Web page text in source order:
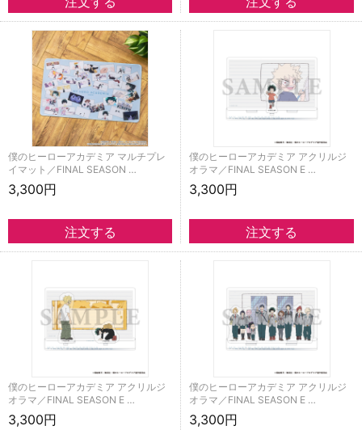
僕のヒーローアカデミア マルチプレ
イマット／FINAL SEASON …
3,300円
僕のヒーローアカデミア アクリルジ
オラマ／FINAL SEASON E …
3,300円
僕のヒーローアカデミア アクリルジ
オラマ／FINAL SEASON E …
3,300円
僕のヒーローアカデミア アクリルジ
オラマ／FINAL SEASON E …
3,300円